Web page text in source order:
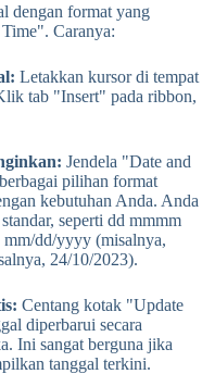
dengan format yang
Caranya:
Letakkan kursor di tempat
tab "Insert" pada ribbon,
Jendela "Date and
pilihan format
kebutuhan Anda. Anda
seperti dd mmmm
dd/yyyy (misalnya,
24/10/2023).
Centang kotak "Update
diperbarui secara
Ini sangat berguna jika
tanggal terkini.